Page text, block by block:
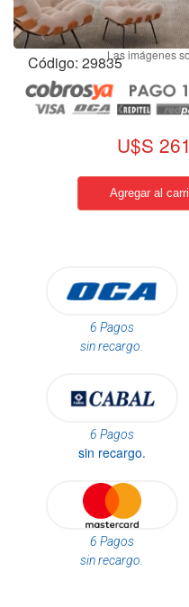
Código: 29835
U$S 261
6 Pagos
sin recargo.
6 Pagos
sin recargo.
6 Pagos
sin recargo.